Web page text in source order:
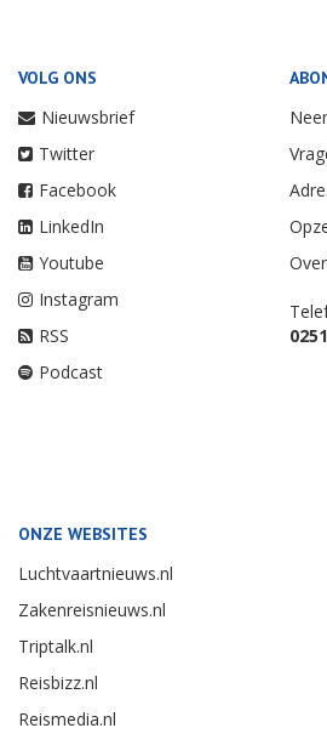
VOLG ONS
Nieuwsbrief
Twitter
Facebook
LinkedIn
Youtube
Instagram
RSS
Podcast
ONZE WEBSITES
Luchtvaartnieuws.nl
Zakenreisnieuws.nl
Triptalk.nl
Reisbizz.nl
Reismedia.nl